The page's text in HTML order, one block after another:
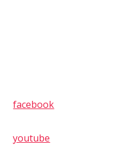
facebook
youtube